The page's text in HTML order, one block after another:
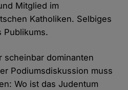
Mitglied im
Katholiken. Selbiges
Publikums.
scheinbar dominanten
Podiumsdiskussion muss
Wo ist das Judentum